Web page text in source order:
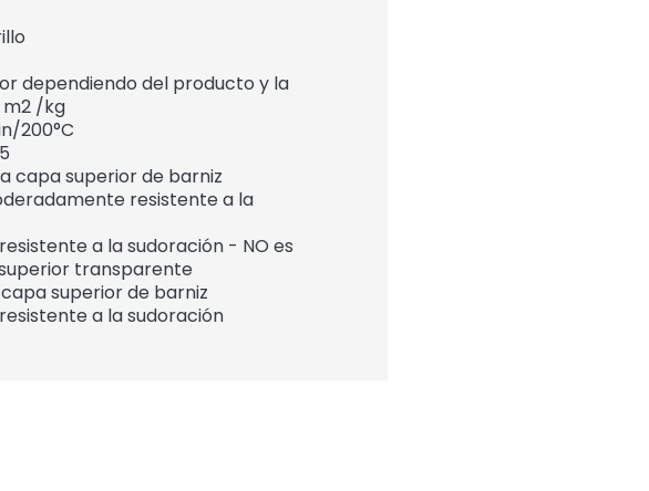
dependiendo del producto y la
m2 /kg
200°C
capa superior de barniz
resistente a la
a la sudoración - NO es
transparente
superior de barniz
a la sudoración